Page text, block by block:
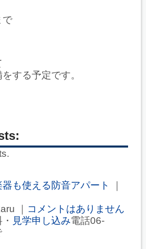
で
する予定です。
器も使える防音アパート
｜
｜ コメントはありません
見学申し込み電話06-